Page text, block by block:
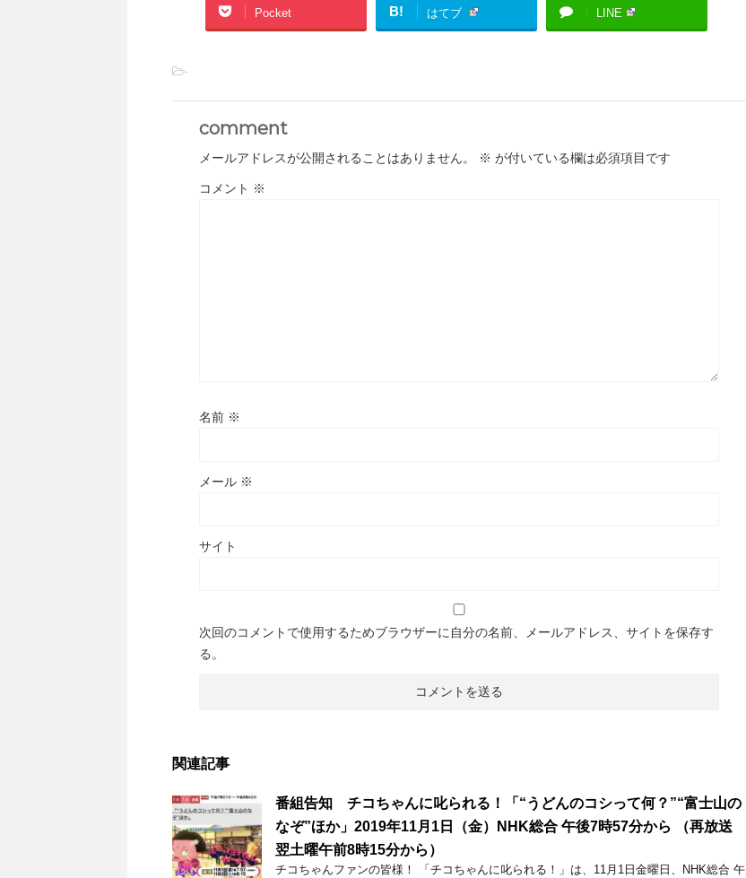
Pocket B! はてブ LINE
-
comment
メールアドレスが公開されることはありません。 ※ が付いている欄は必須項目です
コメント ※
名前 ※
メール ※
サイト
次回のコメントで使用するためブラウザーに自分の名前、メールアドレス、サイトを保存す
る。
関連記事
番組告知 チコちゃんに叱られる！「“うどんのコシって何？”“富士山の
なぞ”ほか」2019年11月1日（金）NHK総合 午後7時57分から （再放送
翌土曜午前8時15分から）
チコちゃんファンの皆様！ 「チコちゃんに叱られる！」​は、11月1日金曜日、NHK総合 午